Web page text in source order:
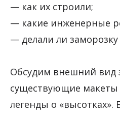
— как их строили;
— какие инженерные
— делали ли заморозку
Обсудим внешний вид
существующие макеты
легенды о «высотках».